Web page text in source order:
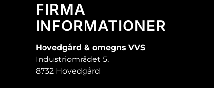
FIRMA
INFORMATIONER
Hovedgård & omegns VVS
Industriområdet 5,
8732 Hovedgård